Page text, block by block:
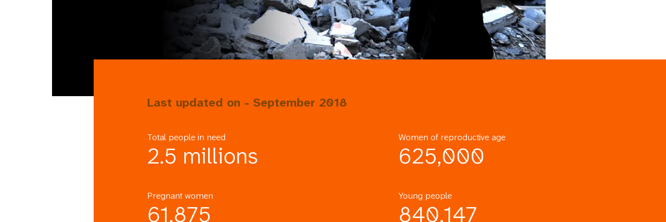
Last updated on - September 2018
Total people in need
2.5 millions
Women of reproductive age
625,000
Pregnant women
61,875
Young people
840,147